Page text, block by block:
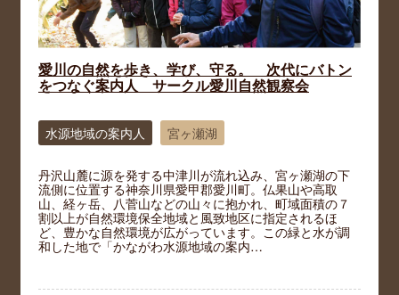
愛川の自然を歩き、学び、守る。 次代にバトン
をつなぐ案内人 サークル愛川自然観察会
水源地域の案内人 宮ヶ瀬湖
丹沢山麓に源を発する中津川が流れ込み、宮ヶ瀬湖の下
流側に位置する神奈川県愛甲郡愛川町。仏果山や高取
山、経ヶ岳、八菅山などの山々に抱かれ、町域面積の７
割以上が自然環境保全地域と風致地区に指定されるほ
ど、豊かな自然環境が広がっています。この緑と水が調
和した地で「かながわ水源地域の案内…